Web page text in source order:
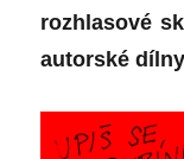
rozhlasové
autorské